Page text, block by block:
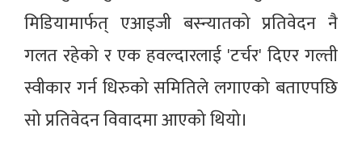
मिडियामार्फत् एआइजी बस्न्यातको प्रतिवेदन नै
गलत रहेको र एक हवल्दारलाई 'टर्चर' दिएर गल्ती
स्वीकार गर्न धिरुको समितिले लगाएको बताएपछि
सो प्रतिवेदन विवादमा आएको थियो।